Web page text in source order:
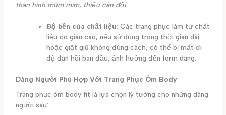
thân hình mũm mĩm, thiếu cân đối
Độ bền của chất liệu: Các trang phục làm từ chất
liệu co giãn cao, nếu sử dụng trong thời gian dài
hoặc giặt giũ không đúng cách, có thể bị mất đi
độ đàn hồi ban đầu, ảnh hưởng đến form dáng.
Dáng Người Phù Hợp Với Trang Phục Ôm Body
Trang phục ôm body fit là lựa chọn lý tưởng cho những dáng
người sau: